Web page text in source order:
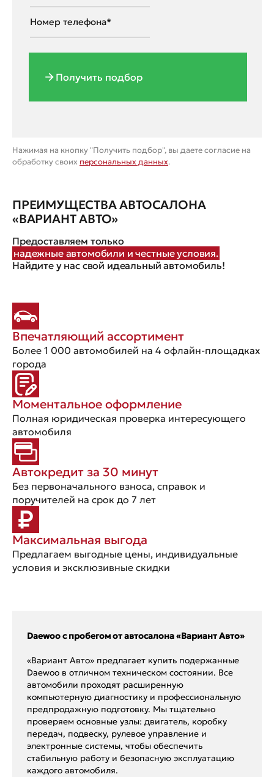
Получить подбор
Нажимая на кнопку "Получить подбор", вы даете согласие на
обработку своих персональных данных.
ПРЕИМУЩЕСТВА АВТОСАЛОНА
«ВАРИАНТ АВТО»
Предоставляем только
надежные автомобили и честные условия.
Найдите у нас свой идеальный автомобиль!
Впечатляющий ассортимент
Более 1 000 автомобилей на 4 офлайн-площадках
города
Моментальное оформление
Полная юридическая проверка интересующего
автомобиля
Автокредит за 30 минут
Без первоначального взноса, справок и
поручителей на срок до 7 лет
Максимальная выгода
Предлагаем выгодные цены, индивидуальные
условия и эксклюзивные скидки
Daewoo с пробегом от автосалона «Вариант Авто»
«Вариант Авто» предлагает купить подержанные
Daewoo в отличном техническом состоянии. Все
автомобили проходят расширенную
компьютерную диагностику и профессиональную
предпродажную подготовку. Мы тщательно
проверяем основные узлы: двигатель, коробку
передач, подвеску, рулевое управление и
электронные системы, чтобы обеспечить
стабильную работу и безопасную эксплуатацию
каждого автомобиля.